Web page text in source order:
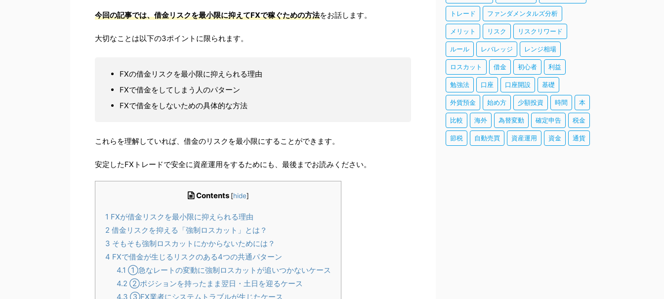
今回の記事では、借金リスクを最小限に抑えてFXで稼ぐための方法をお話します。
大切なことは以下の3ポイントに限られます。
FXの借金リスクを最小限に抑えられる理由
FXで借金をしてしまう人のパターン
FXで借金をしないための具体的な方法
これらを理解していれば、借金のリスクを最小限にすることができます。
安定したFXトレードで安全に資産運用をするためにも、最後までお読みください。
Contents [hide]
1 FXが借金リスクを最小限に抑えられる理由
2 借金リスクを抑える「強制ロスカット」とは？
3 そもそも強制ロスカットにかからないためには？
4 FXで借金が生じるリスクのある4つの共通パターン
4.1 ①急なレートの変動に強制ロスカットが追いつかないケース
4.2 ②ポジションを持ったまま翌日・土日を迎るケース
4.3 ③FX業者にシステムトラブルが生じたケース
トレード ファンダメンタルズ分析
メリット リスク リスクリワード
ルール レバレッジ レンジ相場
ロスカット 借金 初心者 利益
勉強法 口座 口座開設 基礎
外貨預金 始め方 少額投資 時間 本
比較 海外 為替変動 確定申告 税金
節税 自動売買 資産運用 資金 通貨